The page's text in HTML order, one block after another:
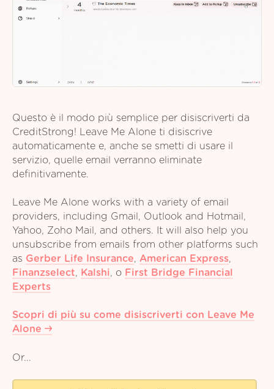
Questo è il modo più semplice per disiscriverti da
CreditStrong! Leave Me Alone ti disiscrive
automaticamente e, anche se smetti di usare il
servizio, quelle email verranno eliminate
definitivamente.
Leave Me Alone works with a variety of email
providers, including Gmail, Outlook and Hotmail,
Yahoo, Zoho Mail, and others. It will also help you
unsubscribe from emails from other platforms such
as Gerber Life Insurance, American Express,
Finanzselect, Kalshi, o First Bridge Financial
Experts
Scopri di più su come disiscriverti con Leave Me
Alone
Or...